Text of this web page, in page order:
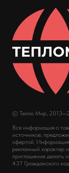
© Тепло Мир,
Вся информация о
источников,
офертой.
рекламный характер
приглашение делать
437 Гражданского